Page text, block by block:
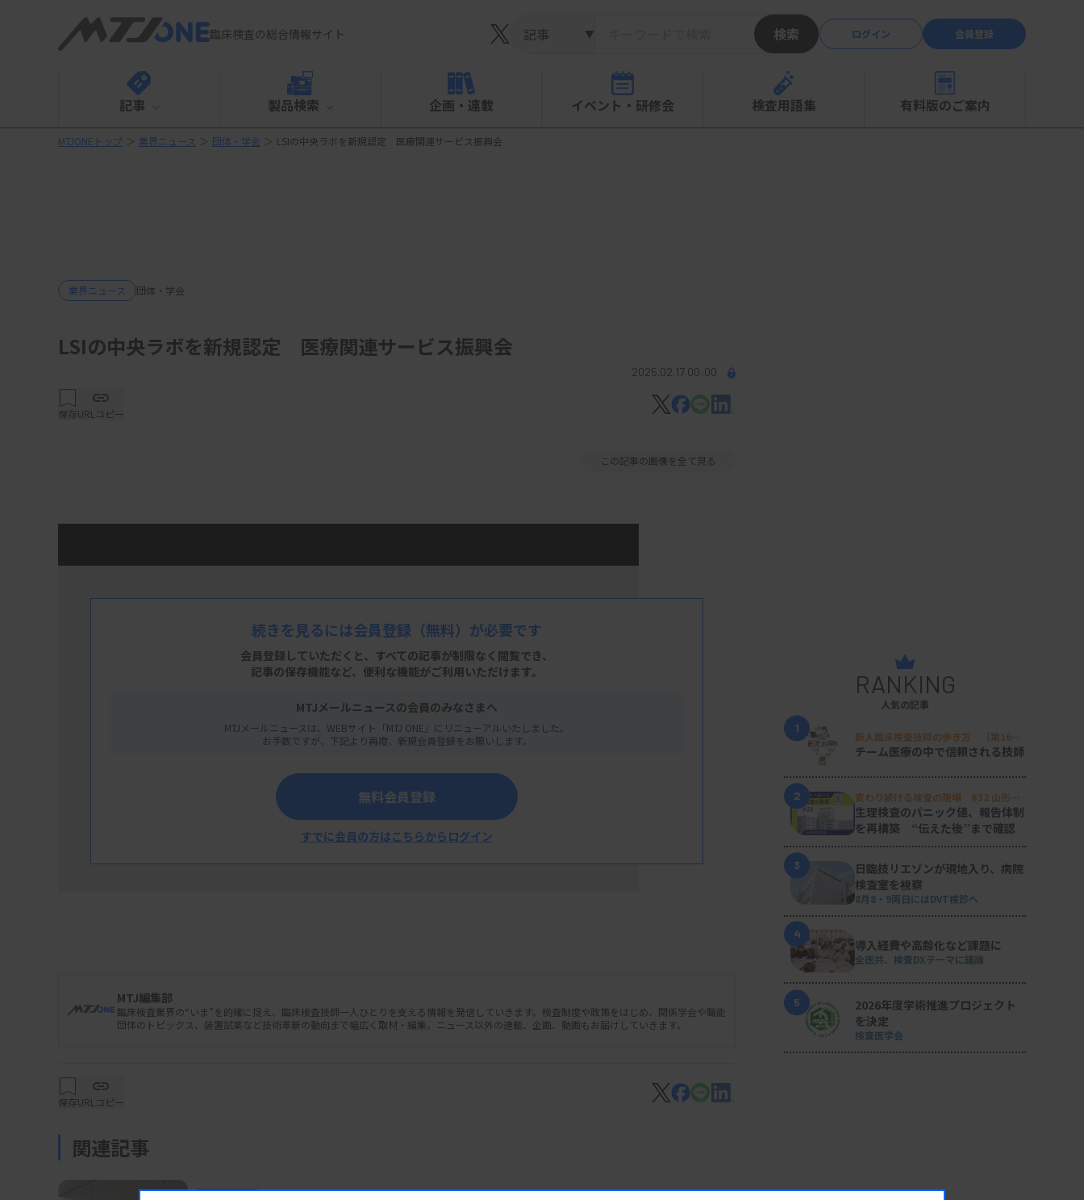
臨床検査の総合情報サイト ▼ 検索 ログイン 会員登録
記事 製品検索 企画・連載 イベント・研修会 検査用語集 有料版のご案内
MTJONEトップ ＞ 業界ニュース ＞ 団体・学会 ＞ LSIの中央ラボを新規認定 医療関連サービス振興会
業界ニュース 団体・学会
LSIの中央ラボを新規認定 医療関連サービス振興会
2025.02.17 00:00
保存URLコピー
この記事の画像を全て見る
した。衛生検査所の認定は22施設で、うち新規は、LSIメディエンス中央総合ラボラトリ
ー（東京都板橋区）の1件。
続きを見るには会員登録 （無料）が必要です
会員登録していただくと、すべての記事が制限なく閲覧でき、
記事の保存機能など、便利な機能がご利用いただけます。
MTJメールニュースの会員のみなさまへ
MTJメールニュースは、WEBサイト「MTJ ONE」にリニューアルいたしました。
お手数ですが、下記より再度、新規会員登録をお願いします。
無料会員登録
すでに会員の方はこちらからログイン
MTJ編集部
臨床検査業界の“いま”を的確に捉え、臨床検査技師一人ひとりを支える情報を発信していきます。検査制度や政策をはじめ、関係学会や職能
団体のトピックス、装置試薬など技術革新の動向まで幅広く取材・編集。ニュース以外の連載、企画、動画もお届けしていきます。
保存URLコピー
関連記事
RANKING
人気の記事
1
新人臨床検査技師の歩き方 ［第16
回］
チーム医療の中で信頼される技師
2
変わり続ける検査の現場 #32 山形済
生病院
生理検査のパニック値、報告体制
を再構築 “伝えた後”まで確認
3
日臨技リエゾンが現地入り、病院
検査室を視察
8月8・9両日にはDVT検診へ
4
導入経費や高齢化など課題に
全医共、検査DXテーマに議論
5
2026年度学術推進プロジェクト
を決定
検査医学会